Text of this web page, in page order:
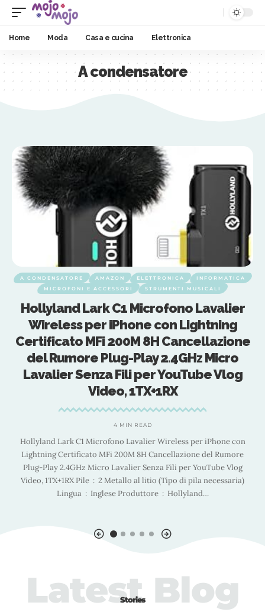
Home Moda Casa e cucina Elettronica
A condensatore
A CONDENSATORE AMAZON ELETTRONICA
INFORMATICA
MICROFONI E ACCESSORI
STRUMENTI MUSICALI
Hollyland Lark C1 Microfono Lavalier
Wireless per iPhone con Lightning
Certificato MFi 200M 8H Cancellazione
del Rumore Plug-Play 2.4GHz Micro
Lavalier Senza Fili per YouTube Vlog
Video, 1TX+1RX
4 MIN READ
Hollyland Lark C1 Microfono Lavalier Wireless per iPhone con
Lightning Certificato MFi 200M 8H Cancellazione del Rumore
Plug-Play 2.4GHz Micro Lavalier Senza Fili per YouTube Vlog
Video, 1TX+1RX Pile ‏ : ‎ 2 Metallo al litio (Tipo di pila necessaria)
Lingua ‏ : ‎ Inglese Produttore ‏ : ‎ Hollyland…
Stories
Latest Blog